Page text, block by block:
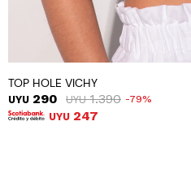
TOP HOLE VICHY
UYU 290 UYU 1.390 79
UYU 247